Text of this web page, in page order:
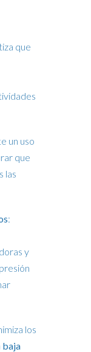
que
un uso
que
las
:
y
los
baja